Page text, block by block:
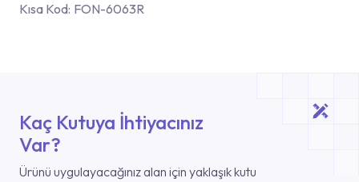
Kısa Kod: FON-6063R
Kaç Kutuya İhtiyacınız
Var?
Ürünü uygulayacağınız alan için yaklaşık kutu